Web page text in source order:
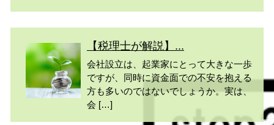
【税理士が解説】...
会社設立は、起業家にとって大きな一歩
ですが、同時に資金面での不安を抱える
方も多いのではないでしょうか。実は、
会 […]